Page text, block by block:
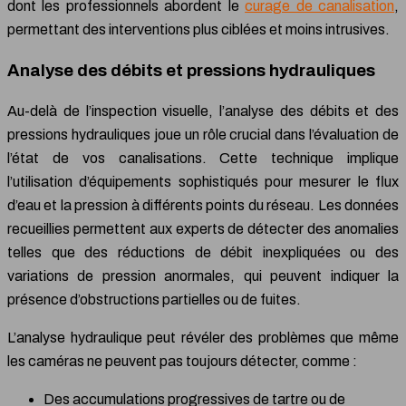
dont les professionnels abordent lecurage de canalisation,
permettant des interventions plus ciblées et moins intrusives.
Analyse des débits et pressions hydrauliques
Au-delà de l’inspection visuelle, l’analyse des débits et des
pressions hydrauliques joue un rôle crucial dans l’évaluation de
l’état de vos canalisations. Cette technique implique
l’utilisation d’équipements sophistiqués pour mesurer le flux
d’eau et la pression à différents points du réseau. Les données
recueillies permettent aux experts de détecter des anomalies
telles que des réductions de débit inexpliquées ou des
variations de pression anormales, qui peuvent indiquer la
présence d’obstructions partielles ou de fuites.
L’analyse hydraulique peut révéler des problèmes que même
les caméras ne peuvent pas toujours détecter, comme :
Des accumulations progressives de tartre ou de